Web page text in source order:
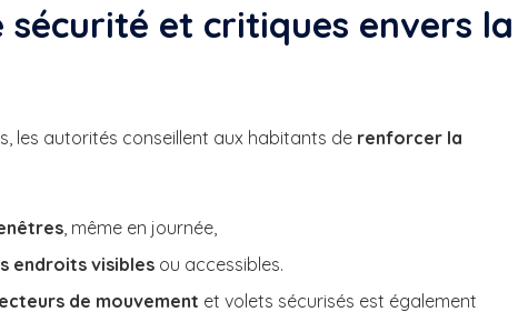
et critiques envers la
les autorités conseillent aux habitants de renforcer la
, même en journée,
endroits visibles ou accessibles.
de mouvement et volets sécurisés est également